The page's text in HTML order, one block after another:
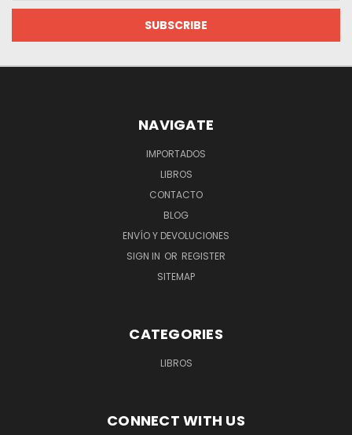
NAVIGATE
IMPORTADOS
LIBROS
CONTACTO
BLOG
ENVÍO Y DEVOLUCIONES
SIGN IN OR REGISTER
SITEMAP
CATEGORIES
LIBROS
CONNECT WITH US